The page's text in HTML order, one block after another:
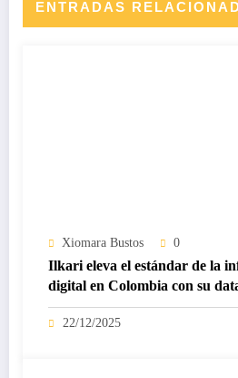
ENTRADAS
Xiomara Bustos 0
Ilkari eleva el estándar de la
digital en Colombia con su
certificado Nivel IV de ICREA
22/12/2025